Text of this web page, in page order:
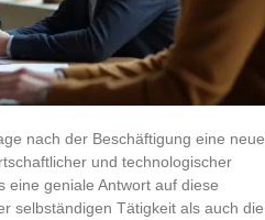
nach der Beschäftigung eine neue
und technologischer
eine geniale Antwort auf diese
selbständigen Tätigkeit als auch die